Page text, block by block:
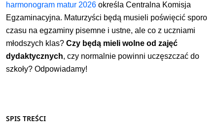
harmonogram matur 2026 określa Centralna Komisja
Egzaminacyjna. Maturzyści będą musieli poświęcić sporo
czasu na egzaminy pisemne i ustne, ale co z uczniami
młodszych klas?Czy będą mieli wolne od zajęć
dydaktycznych, czy normalnie powinni uczęszczać do
szkoły? Odpowiadamy!
SPIS TREŚCI